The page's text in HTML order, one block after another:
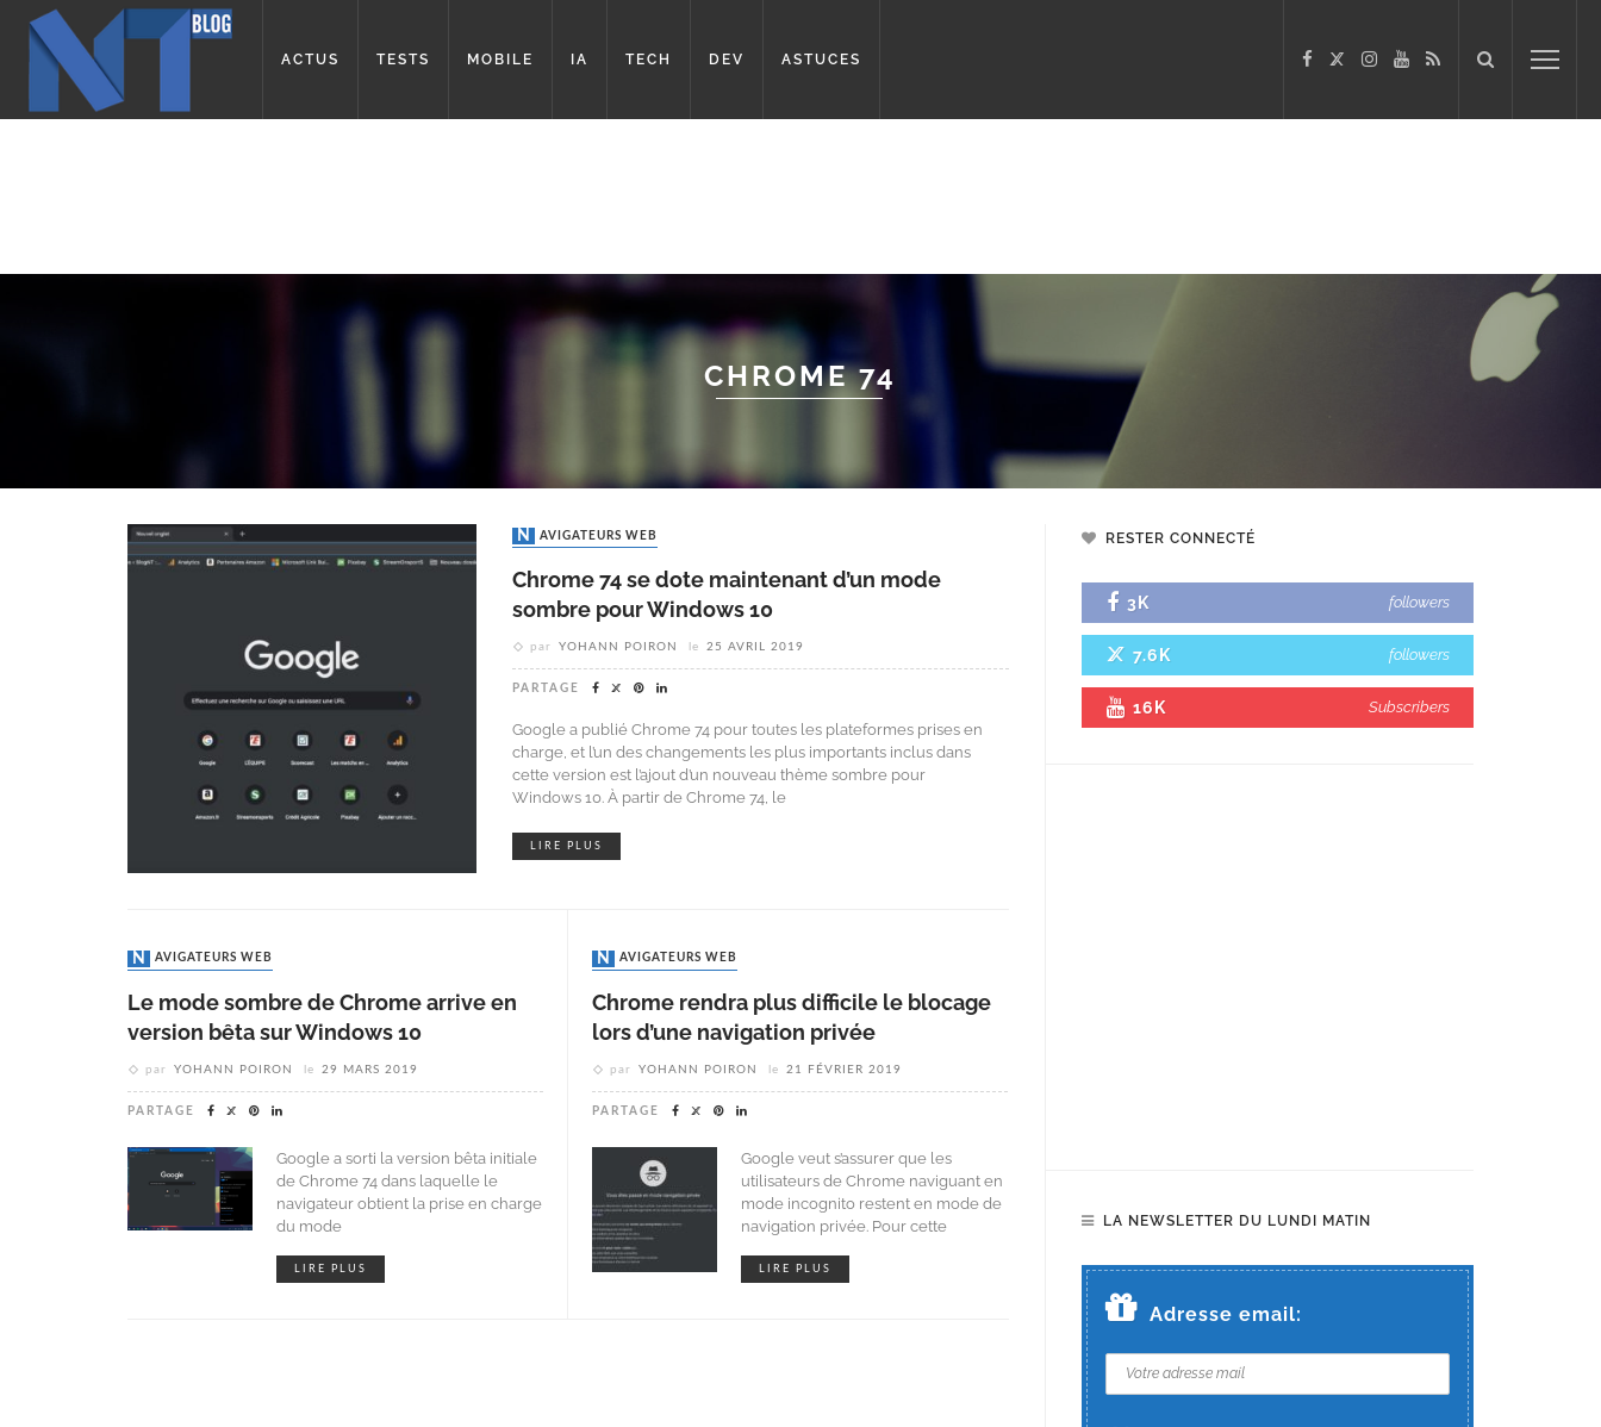
ACTUS TESTS MOBILE IA TECH DEV ASTUCES
CHROME 74
NAVIGATEURS WEB
Chrome 74 se dote maintenant d’un mode
sombre pour Windows 10
par YOHANN POIRON le 25 AVRIL 2019
PARTAGE
Google a publié Chrome 74 pour toutes les plateformes prises en
charge, et l’un des changements les plus importants inclus dans
cette version est l’ajout d’un nouveau thème sombre pour
Windows 10. À partir de Chrome 74, le
LIRE PLUS
NAVIGATEURS WEB
Le mode sombre de Chrome arrive en
version bêta sur Windows 10
par YOHANN POIRON le 29 MARS 2019
PARTAGE
Google a sorti la version bêta initiale
de Chrome 74 dans laquelle le
navigateur obtient la prise en charge
du mode
LIRE PLUS
NAVIGATEURS WEB
Chrome rendra plus difficile le blocage
lors d’une navigation privée
par YOHANN POIRON le 21 FÉVRIER 2019
PARTAGE
Google veut s’assurer que les
utilisateurs de Chrome naviguant en
mode incognito restent en mode de
navigation privée. Pour cette
LIRE PLUS
RESTER CONNECTÉ
3K followers
7.6K followers
16K Subscribers
LA NEWSLETTER DU LUNDI MATIN
Adresse email: